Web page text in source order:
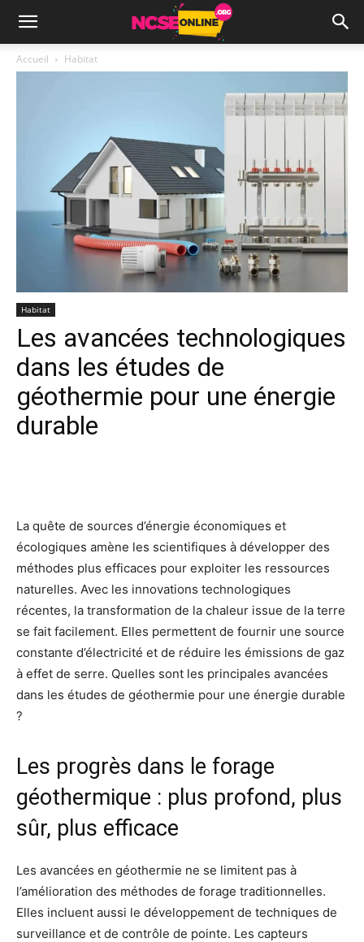
Accueil Habitat
Habitat
Les avancées technologiques
dans les études de
géothermie pour une énergie
durable
La quête de sources d’énergie économiques et
écologiques amène les scientifiques à développer des
méthodes plus efficaces pour exploiter les ressources
naturelles. Avec les innovations technologiques
récentes, la transformation de la chaleur issue de la terre
se fait facilement. Elles permettent de fournir une source
constante d’électricité et de réduire les émissions de gaz
à effet de serre. Quelles sont les principales avancées
dans les études de géothermie pour une énergie durable
?
Les progrès dans le forage
géothermique : plus profond, plus
sûr, plus efficace
Les avancées en géothermie ne se limitent pas à
l’amélioration des méthodes de forage traditionnelles.
Elles incluent aussi le développement de techniques de
surveillance et de contrôle de pointe. Les capteurs